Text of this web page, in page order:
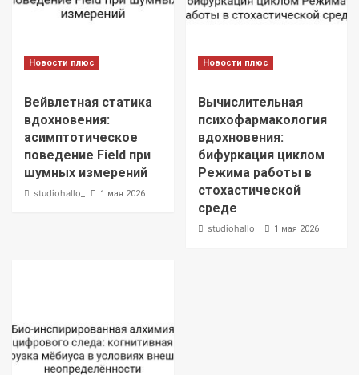
Новости плюс
Вейвлетная статика
вдохновения:
асимптотическое
поведение Field при
шумных измерений
studiohallo_ 1 мая 2026
Новости плюс
Вычислительная
психофармакология
вдохновения:
бифуркация циклом
Режима работы в
стохастической
среде
studiohallo_ 1 мая 2026